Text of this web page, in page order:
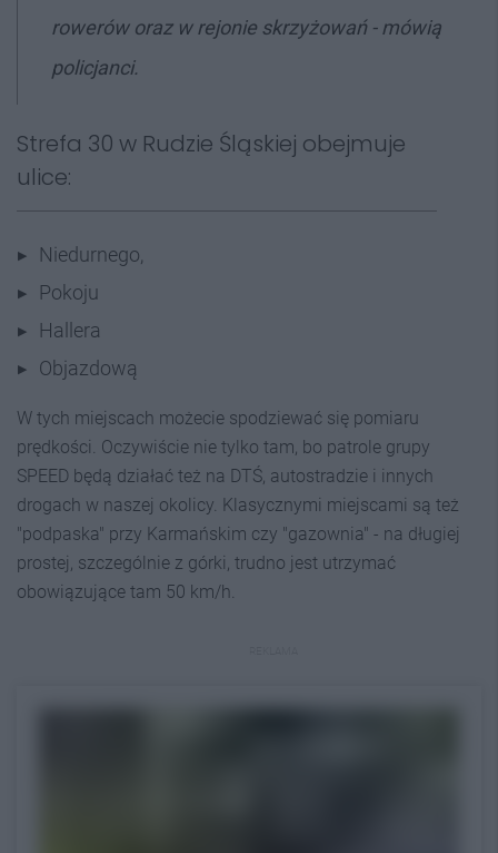
rowerów oraz w rejonie skrzyżowań - mówią
policjanci.
Strefa 30 w Rudzie Śląskiej obejmuje
ulice:
Niedurnego,
Pokoju
Hallera
Objazdową
W tych miejscach możecie spodziewać się pomiaru
prędkości. Oczywiście nie tylko tam, bo patrole grupy
SPEED będą działać też na DTŚ, autostradzie i innych
drogach w naszej okolicy. Klasycznymi miejscami są też
"podpaska" przy Karmańskim czy "gazownia" - na długiej
prostej, szczególnie z górki, trudno jest utrzymać
obowiązujące tam 50 km/h.